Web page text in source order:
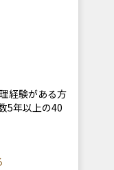
経験がある方
5年以上の40